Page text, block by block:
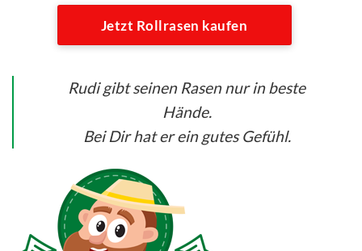
Jetzt Rollrasen kaufen
Rudi gibt seinen Rasen nur in beste
Hände.
Bei Dir hat er ein gutes Gefühl.